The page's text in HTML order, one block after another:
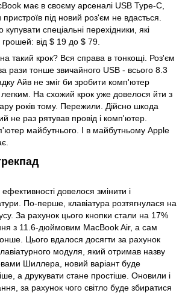
має в своєму арсеналі USB Type-C,
пристроїв під новий роз'єм не вдасться.
спеціальні перехідники, які
від $ 19 до $ 79.
такий крок? Вся справа в тонкощі. Роз'єм
рази тонше звичайного USB - всього 8.3
Айв не зміг би зробити комп'ютер
легким. На схожий крок уже довелося йти з
років тому. Пережили. Дійсно шкода
не раз рятував провід і комп'ютер.
майбутнього. І в майбутньому Apple
ефективності довелося змінити і
По-перше, клавіатура розтягнулася на
За рахунок цього кнопки стали на 17%
з 11.6-дюймовим MacBook Air, а сам
Цього вдалося досягти за рахунок
модуля, який отримав назву
Шиллера, новий варіант буде
а друкувати стане простіше. Оновили і
за рахунок чого світло буде збиратися